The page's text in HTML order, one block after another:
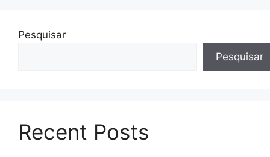
Pesquisar
Pesquisar
Recent Posts